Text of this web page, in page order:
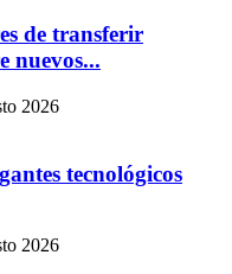
de transferir
nuevos...
2026
tecnológicos
2026